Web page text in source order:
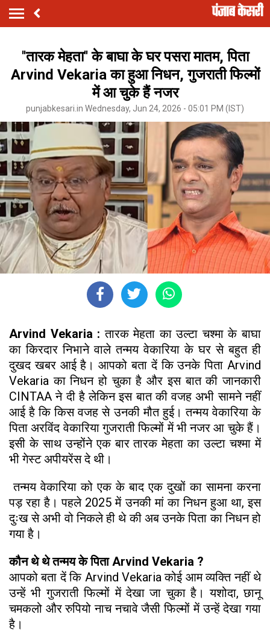
''तारक मेहता'' के बाघा के घर पसरा मातम, पिता
Arvind Vekaria का हुआ निधन, गुजराती फिल्मों
में आ चुके हैं नजर
punjabkesari.in Wednesday, Jun 24, 2026 - 05:01 PM (IST)
Arvind Vekaria : तारक मेहता का उल्टा चश्मा के बाघा
का किरदार निभाने वाले तन्मय वेकारिया के घर से बहुत ही
दुखद खबर आई है। आपको बता दें कि उनके पिता Arvind
Vekaria का निधन हो चुका है और इस बात की जानकारी
CINTAA ने दी है लेकिन इस बात की वजह अभी सामने नहीं
आई है कि किस वजह से उनकी मौत हुई। तन्मय वेकारिया के
पिता अरविंद वेकारिया गुजराती फिल्मों में भी नजर आ चुके हैं।
इसी के साथ उन्होंने एक बार तारक मेहता का उल्टा चश्मा में
भी गेस्ट अपीयरेंस दे थी।
तन्मय वेकारिया को एक के बाद एक दुखों का सामना करना
पड़ रहा है। पहले 2025 में उनकी मां का निधन हुआ था, इस
दुःख से अभी वो निकले ही थे की अब उनके पिता का निधन हो
गया है।
कौन थे थे तन्मय के पिता Arvind Vekaria ?
आपको बता दें कि Arvind Vekaria कोई आम व्यक्ति नहीं थे
उन्हें भी गुजराती फिल्मों में देखा जा चुका है। यशोदा, छानू
चमकलो और रुपियो नाच नचावे जैसी फिल्मों में उन्हें देखा गया
है।